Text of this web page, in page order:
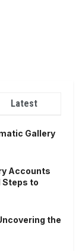
Latest
Gallery
Accounts
Steps to
the